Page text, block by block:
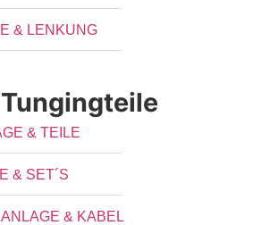
& LENKUNG
& TEILE
& SET´S
& KABEL